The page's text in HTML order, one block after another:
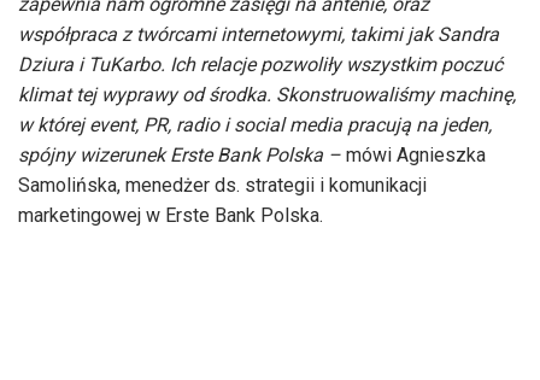
współpraca z twórcami internetowymi, takimi jak Sandra
Dziura i TuKarbo. Ich relacje pozwoliły wszystkim poczuć
klimat tej wyprawy od środka. Skonstruowaliśmy machinę,
w której event, PR, radio i social media pracują na jeden,
spójny wizerunek Erste Bank Polska – mówi Agnieszka
Samolińska, menedżer ds. strategii i komunikacji
marketingowej w Erste Bank Polska.